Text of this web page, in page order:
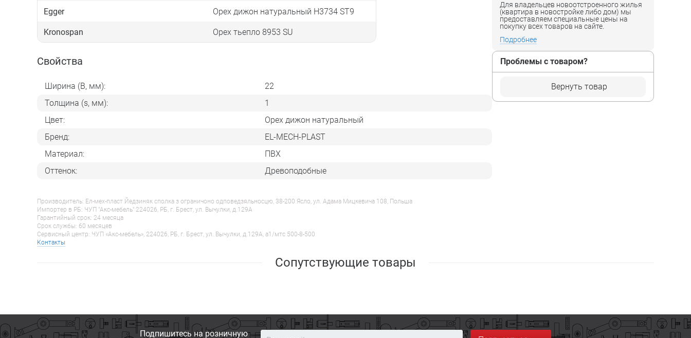
Egger Орех дижон натуральный H3734 ST9
Kronospan Орех тьепло 8953 SU
Свойства
Ширина (B, мм):
22
Толщина (s, мм):
1
Цвет:
Орех дижон натуральный
Бренд:
EL-MECH-PLAST
Материал:
ПВХ
Оттенок:
Древоподобные
Производитель: Ел-мех-пласт Йедзиняк сполка з ограничоно одповедзяльносцю, 38-200 Ясло, ул. Адама Мицкевича 108, Польша
Импортер в РБ: ЧУП "Акс-мебель" 224026, РБ, г. Брест, ул. Вычулки, д.129А
Гарантийный срок: 24 месяца
Срок службы: 60 месяцев
Сервисный центр: ЧУП «Акс-мебель», 224026, РБ, г. Брест, ул. Вычулки, д.129А, a1/мтс 500-8-500
Контакты
Для владельцев новоотстроенного жилья
(квартира в новостройке либо дом) мы
предоставляем специальные цены на
покупку всех товаров на сайте.
Подробнее
Проблемы с товаром?
Вернуть товар
Сопутствующие товары
Подпишитесь на розничную